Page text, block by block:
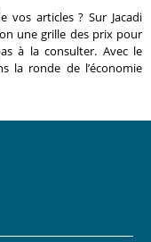
vos articles ? Sur Jacadi
une grille des prix pour
à la consulter. Avec le
la ronde de l’économie